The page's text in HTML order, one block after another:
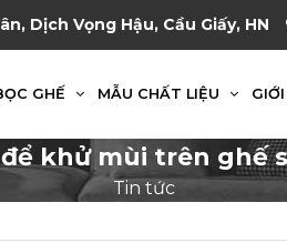
Dịch Vọng Hậu, Cầu Giấy, HN
GHẾ MẪU CHẤT LIỆU
khử mùi trên ghế
Tin tức